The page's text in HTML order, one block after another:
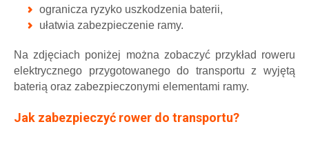
ogranicza ryzyko uszkodzenia baterii,
ułatwia zabezpieczenie ramy.
Na zdjęciach poniżej można zobaczyć przykład roweru
elektrycznego przygotowanego do transportu z wyjętą
baterią oraz zabezpieczonymi elementami ramy.
Jak zabezpieczyć rower do transportu?